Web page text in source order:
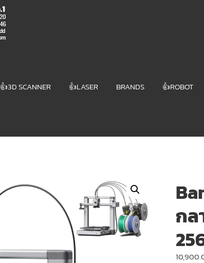
👍3D SCANNER 👍LASER BRANDS 👍ROBOT
กล